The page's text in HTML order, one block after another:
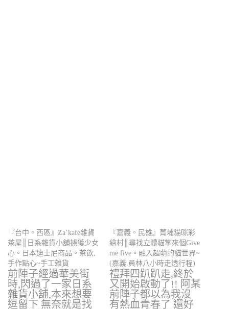
『台中。西區』Za’kafe雜貨
茶屋║日系雜貨小舖擄獲少女
心。日本迪士尼商品。茶飲,
手作點心~手工雜貨
前陣子經過華美街
時,閃過了一家日系
雜貨小舖,本來想要
逗留下 無奈就是找
『嘉義。民雄』菁埔貓咪彩
繪村║尋找立體貓掌來個Give
me five。融入超萌的貓世界~
(嘉義.員林八小時走透行程)
禮拜四趴趴走,終於
又開始啟動了!! 阿某
前陣子都以為我沒
有熱血青春了 還好